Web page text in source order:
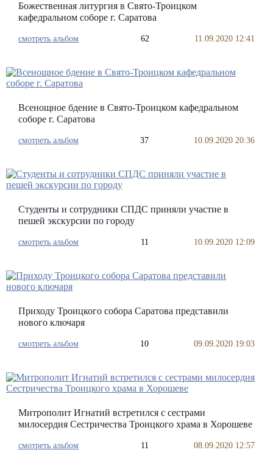
Божественная литургия в Свято-Троицком
кафедральном соборе г. Саратова
смотреть альбом 62 11.09.2020 12:41
Всенощное бдение в Свято-Троицком кафедральном
соборе г. Саратова
смотреть альбом 37 10.09.2020 20:36
Студенты и сотрудники СПДС приняли участие в
пешей экскурсии по городу
смотреть альбом 11 10.09.2020 12:09
Приходу Троицкого собора Саратова представили
нового ключаря
смотреть альбом 10 09.09.2020 19:03
Митрополит Игнатий встретился с сестрами
милосердия Сестричества Троицкого храма в Хорошеве
смотреть альбом 11 08.09.2020 12:57